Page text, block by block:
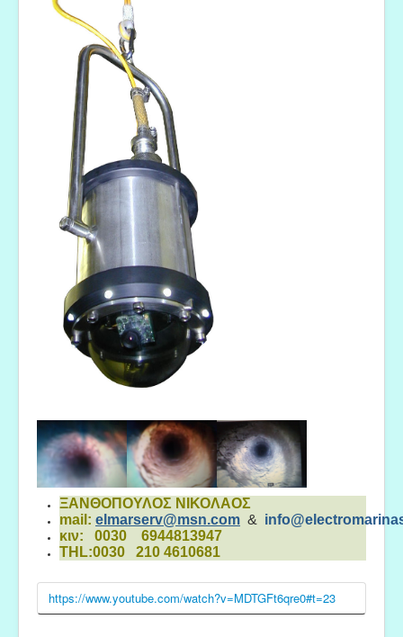
ΞΑΝΘΟΠΟΥΛΟΣ ΝΙΚΟΛΑΟΣ
mail: elmarserv@msn.com &
κιν: 0030 6944813947
THL:0030 210 4610681
https://www.youtube.com/watch?v=MDTGFt6qre0#t=23